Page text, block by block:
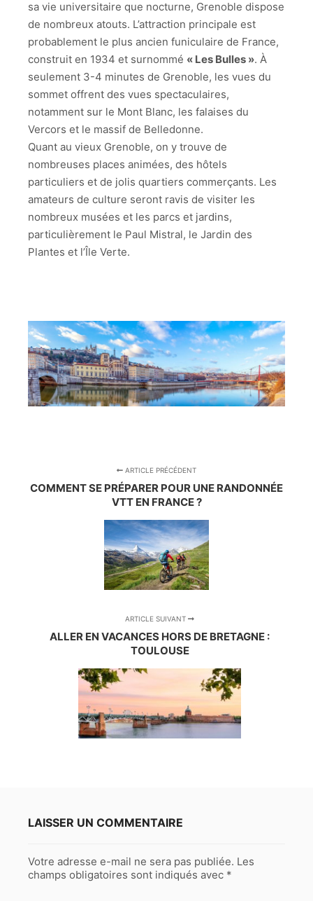
sa vie universitaire que nocturne, Grenoble dispose
de nombreux atouts. L’attraction principale est
probablement le plus ancien funiculaire de France,
construit en 1934 et surnommé « Les Bulles ». À
seulement 3-4 minutes de Grenoble, les vues du
sommet offrent des vues spectaculaires,
notamment sur le Mont Blanc, les falaises du
Vercors et le massif de Belledonne.
Quant au vieux Grenoble, on y trouve de
nombreuses places animées, des hôtels
particuliers et de jolis quartiers commerçants. Les
amateurs de culture seront ravis de visiter les
nombreux musées et les parcs et jardins,
particulièrement le Paul Mistral, le Jardin des
Plantes et l’Île Verte.
ARTICLE PRÉCÉDENT
COMMENT SE PRÉPARER POUR UNE RANDONNÉE
VTT EN FRANCE ?
ARTICLE SUIVANT
ALLER EN VACANCES HORS DE BRETAGNE :
TOULOUSE
LAISSER UN COMMENTAIRE
Votre adresse e-mail ne sera pas publiée. Les
champs obligatoires sont indiqués avec *